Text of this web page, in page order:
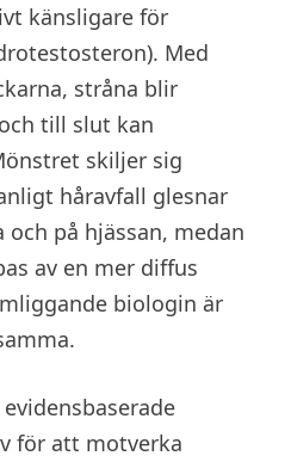
känsligare för
Med
stråna blir
till slut kan
skiljer sig
håravfall glesnar
på hjässan, medan
av en mer diffus
biologin är
för att motverka